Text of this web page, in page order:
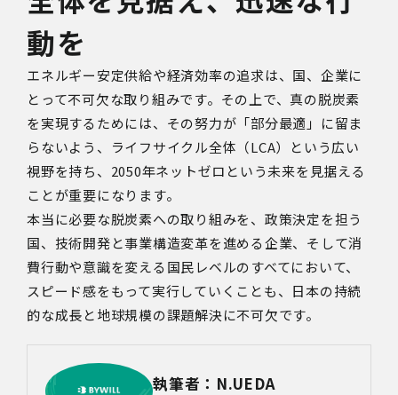
動を
エネルギー安定供給や経済効率の追求は、国、企業に
とって不可欠な取り組みです。その上で、真の脱炭素
を実現するためには、その努力が「部分最適」に留ま
らないよう、ライフサイクル全体 （LCA）
という広い
視野を持ち、 2050年ネットゼロという未来を見据える
ことが重要になります。
本当に必要な脱炭素への取り組みを、政策決定を担う
国、技術開発と事業構造変革を進める企業、そして消
費行動や意識を変える国民レベルのすべてにおいて、
スピード感をもって実行していくことも、日本の持続
的な成長と地球規模の課題解決に不可欠です。
執筆者：N.UEDA